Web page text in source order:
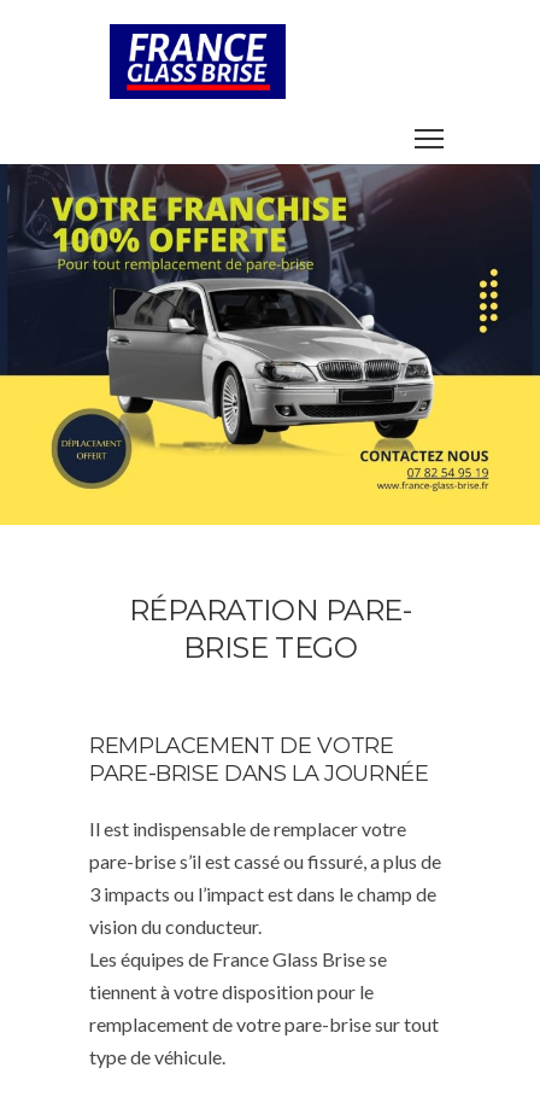
RÉPARATION PARE-
BRISE TEGO
REMPLACEMENT DE VOTRE
PARE-BRISE DANS LA JOURNÉE
Il est indispensable de remplacer votre
pare-brise s’il est cassé ou fissuré, a plus de
3 impacts ou l’impact est dans le champ de
vision du conducteur.
Les équipes de France Glass Brise se
tiennent à votre disposition pour le
remplacement de votre pare-brise sur tout
type de véhicule.